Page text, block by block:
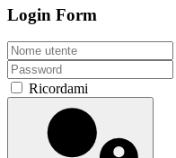
Login Form
Ricordami